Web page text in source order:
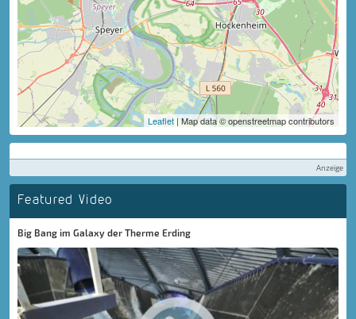
Leaflet | Map data © openstreetmap contributors
Anzeige
Featured Video
Big Bang im Galaxy der Therme Erding